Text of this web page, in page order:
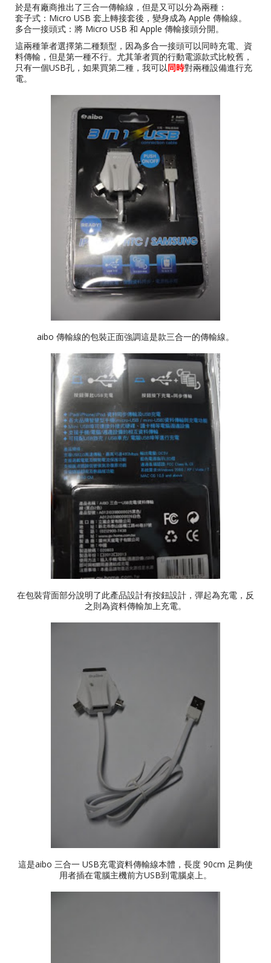
於是有廠商推出了三合一傳輸線，但是又可以分為兩種：
套子式：Micro USB 套上轉接套後，變身成為 Apple 傳輸線。
多合一接頭式：將 Micro USB 和 Apple 傳輸接頭分開。
這兩種筆者選擇第二種類型，因為多合一接頭可以同時充電、資
料傳輸，但是第一種不行。尤其筆者買的行動電源款式比較舊，
只有一個USB孔，如果買第二種，我可以同時對兩種設備進行充
電。
aibo 傳輸線的包裝正面強調這是款三合一的傳輸線。
在包裝背面部分說明了此產品設計有按鈕設計，彈起為充電，反
之則為資料傳輸加上充電。
這是aibo 三合一 USB充電資料傳輸線本體，長度 90cm 足夠使
用者插在電腦主機前方USB到電腦桌上。